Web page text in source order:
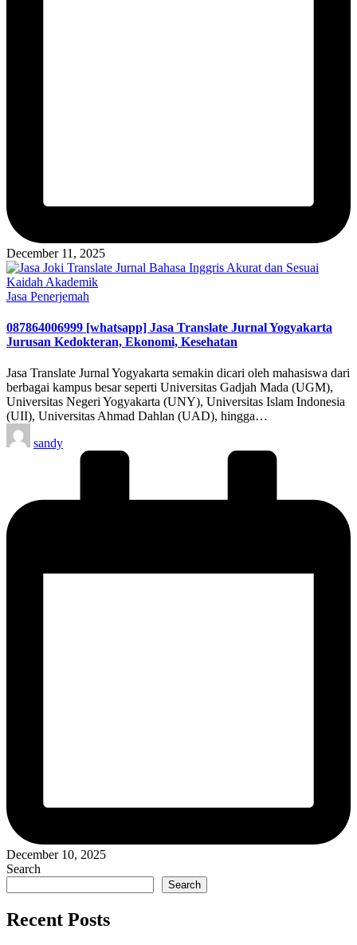
December 11, 2025
Posted
Jasa Penerjemah
087864006999 [whatsapp] Jasa Translate Jurnal Yogyakarta
Jurusan Kedokteran, Ekonomi, Kesehatan
Jasa Translate Jurnal Yogyakarta semakin dicari oleh mahasiswa dari
berbagai kampus besar seperti Universitas Gadjah Mada (UGM),
Universitas Negeri Yogyakarta (UNY), Universitas Islam Indonesia
(UII), Universitas Ahmad Dahlan (UAD), hingga…
Posted
by
sandy
December 10, 2025
Search
Search
Recent Posts